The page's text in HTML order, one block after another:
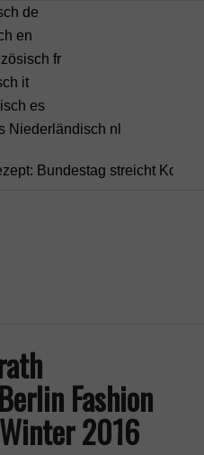
de
en
fr
it
es
Niederländisch nl
streicht
Fashion
2016